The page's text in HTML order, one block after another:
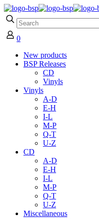
0
New products
BSP Releases
CD
Vinyls
Vinyls
A-D
E-H
I-L
M-P
Q-T
U-Z
CD
A-D
E-H
I-L
M-P
Q-T
U-Z
Miscellaneous